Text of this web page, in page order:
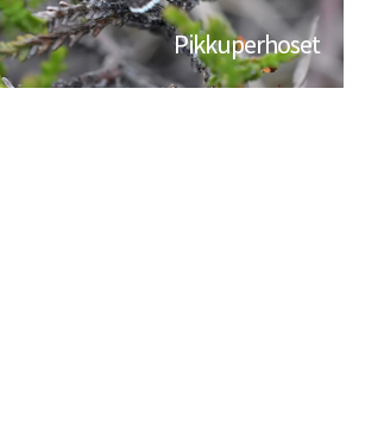
Pikkuperhoset